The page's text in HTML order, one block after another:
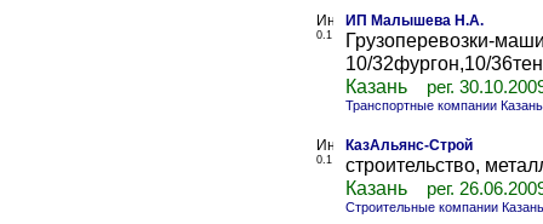
0.1
ИП Малышева Н.А.
Грузоперевозки-
10/32фургон,10/
Казань
рег.
Транспортные компании Казань
0.1
КазАльянс-Строй
строительство,
Казань
рег.
Строительные компании Казань